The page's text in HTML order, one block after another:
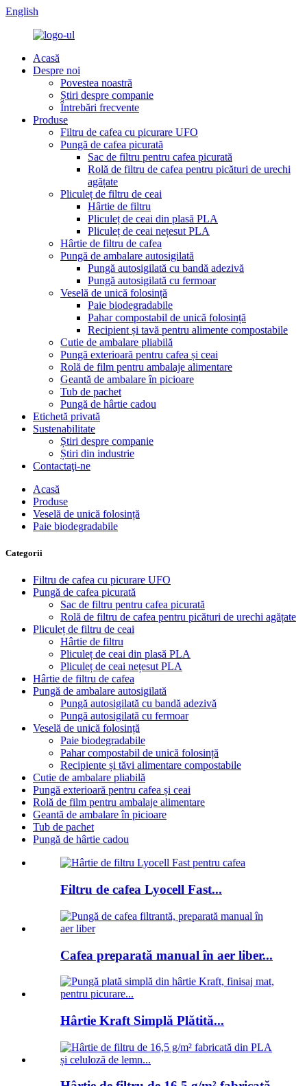
English
Acasă
Despre noi
Povestea noastră
Știri despre companie
Întrebări frecvente
Produse
Filtru de cafea cu picurare UFO
Pungă de cafea picurată
Sac de filtru pentru cafea picurată
Rolă de filtru de cafea pentru picături de urechi
agățate
Pliculeț de filtru de ceai
Hârtie de filtru
Pliculeț de ceai din plasă PLA
Pliculeț de ceai nețesut PLA
Hârtie de filtru de cafea
Pungă de ambalare autosigilată
Pungă autosigilată cu bandă adezivă
Pungă autosigilată cu fermoar
Veselă de unică folosință
Paie biodegradabile
Pahar compostabil de unică folosință
Recipient și tavă pentru alimente compostabile
Cutie de ambalare pliabilă
Pungă exterioară pentru cafea și ceai
Rolă de film pentru ambalaje alimentare
Geantă de ambalare în picioare
Tub de pachet
Pungă de hârtie cadou
Etichetă privată
Sustenabilitate
Știri despre companie
Știri din industrie
Contactaţi-ne
Acasă
Produse
Veselă de unică folosință
Paie biodegradabile
Categorii
Filtru de cafea cu picurare UFO
Pungă de cafea picurată
Sac de filtru pentru cafea picurată
Rolă de filtru de cafea pentru picături de urechi agățate
Pliculeț de filtru de ceai
Hârtie de filtru
Pliculeț de ceai din plasă PLA
Pliculeț de ceai nețesut PLA
Hârtie de filtru de cafea
Pungă de ambalare autosigilată
Pungă autosigilată cu bandă adezivă
Pungă autosigilată cu fermoar
Veselă de unică folosință
Paie biodegradabile
Pahar compostabil de unică folosință
Recipiente și tăvi alimentare compostabile
Cutie de ambalare pliabilă
Pungă exterioară pentru cafea și ceai
Rolă de film pentru ambalaje alimentare
Geantă de ambalare în picioare
Tub de pachet
Pungă de hârtie cadou
Filtru de cafea Lyocell Fast...
Cafea preparată manual în aer liber...
Hârtie Kraft Simplă Plătită...